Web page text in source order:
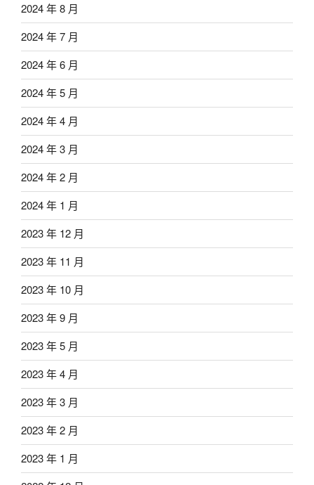
2024 年 8 月
2024 年 7 月
2024 年 6 月
2024 年 5 月
2024 年 4 月
2024 年 3 月
2024 年 2 月
2024 年 1 月
2023 年 12 月
2023 年 11 月
2023 年 10 月
2023 年 9 月
2023 年 5 月
2023 年 4 月
2023 年 3 月
2023 年 2 月
2023 年 1 月